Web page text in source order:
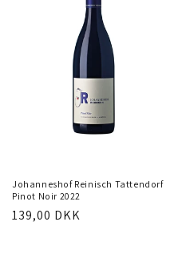
Johanneshof Reinisch Tattendorf
Pinot Noir 2022
Normalpris
139,00 DKK